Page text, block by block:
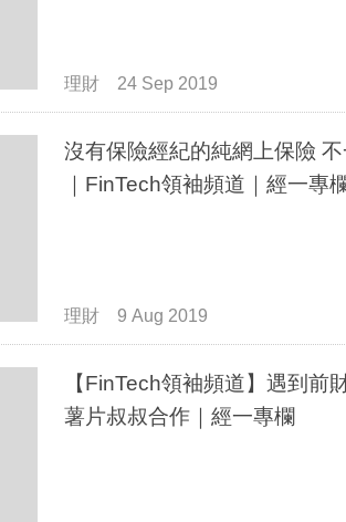
理財 24 Sep 2019
沒有保險經紀的純網上保險
｜FinTech領袖頻道｜經一專
理財 9 Aug 2019
【FinTech領袖頻道】遇到前
薯片叔叔合作｜經一專欄